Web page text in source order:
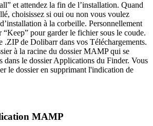
et attendez la fin de l’installation. Quand
choisissez si oui ou non vous voulez
à la corbeille. Personnellement
“Keep” pour garder le fichier sous le coude.
.ZIP de Dolibarr dans vos Téléchargements.
à la racine du dossier MAMP qui se
dans le dossier Applications du Finder. Vous
le dossier en supprimant l'indication de
MAMP